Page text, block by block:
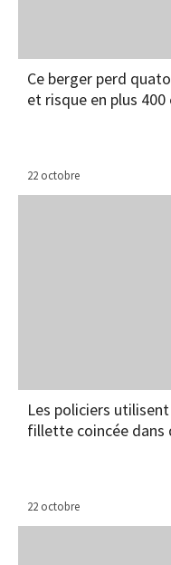
Ce berger perd
et risque en plus 400
22 octobre
Les policiers
fillette coincée dans
22 octobre